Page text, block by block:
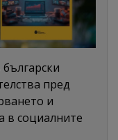
пред
и
в социалните